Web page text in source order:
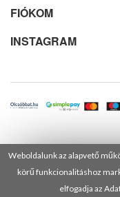
Weboldalunk az alapvető
körű funkcionalitáshoz
elfogadja az
FIÓKOM
INSTAGRAM
© 2025 Minden